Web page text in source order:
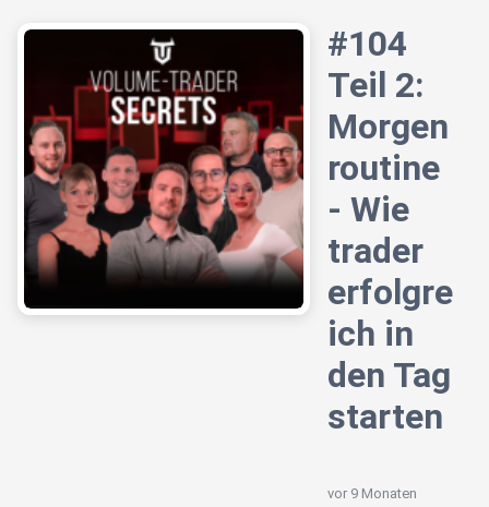
#104
Teil 2:
Morgen
routine
- Wie
trader
erfolgre
ich in
den Tag
starten
vor 9 Monaten